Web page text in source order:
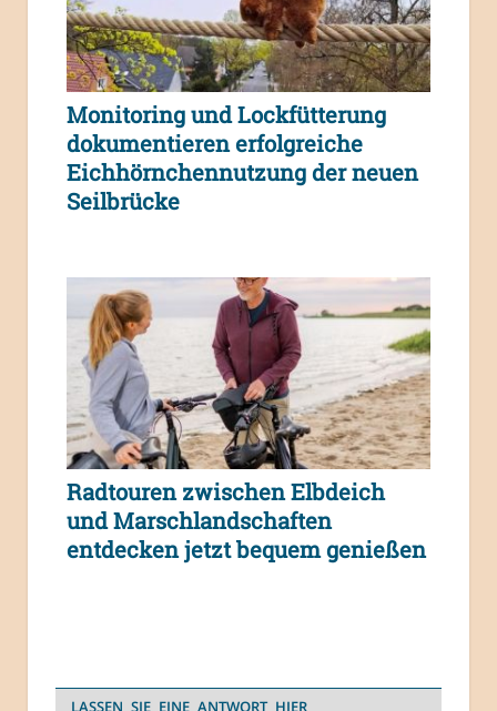
Monitoring und Lockfütterung
dokumentieren erfolgreiche
Eichhörnchennutzung der neuen
Seilbrücke
Radtouren zwischen Elbdeich
und Marschlandschaften
entdecken jetzt bequem genießen
LASSEN SIE EINE ANTWORT HIER